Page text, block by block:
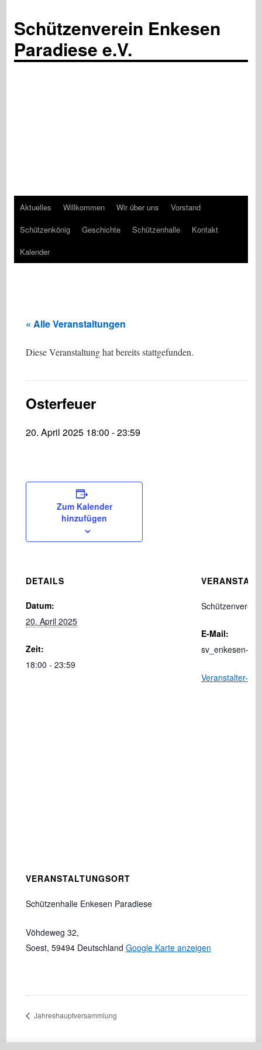
Schützenverein Enkesen
Paradiese e.V.
Zum
Inhalt
springen
Aktuelles Willkommen Wir über uns
Vorstand
Schützenkönig
Geschichte Schützenhalle
Kontakt
Kalender
« Alle Veranstaltungen
Diese Veranstaltung hat bereits stattgefunden.
Osterfeuer
20. April 2025 18:00 -23:59
Zum Kalender
hinzufügen
DETAILS
Datum:
20. April 2025
Zeit:
18:00 - 23:59
Schützenverein
E-Mail:
sv_enkesen-
Veranstalter-
VERANSTALTUNGSORT
Schützenhalle Enkesen Paradiese
Vöhdeweg 32,
Soest, 59494 Deutschland Google Karte anzeigen
Jahreshauptversammlung